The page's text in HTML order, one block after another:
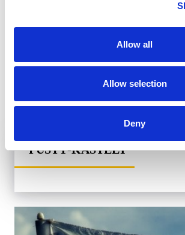
Allow all
Allow selection
Deny
PUSTÝ-KASTÉLY